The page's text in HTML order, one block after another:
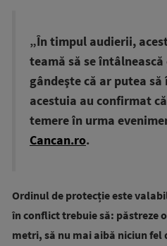
„În timpul audierii,
teamă să se
gândeşte că ar putea
acestuia au confirmat
temere în urma
Cancan.ro.
Ordinul de protecție este
în conflict trebuie să: păstreze
metri, să nu mai aibă niciun fel